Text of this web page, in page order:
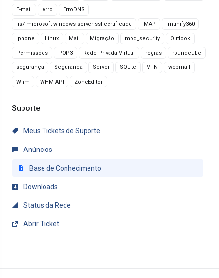
E-mail erro ErroDNS
iis7 microsoft windows server ssl certificado IMAP Imunify360
Iphone Linux Mail Migração mod_security Outlook
Permissões POP3 Rede Privada Virtual regras roundcube
segurança Seguranca Server SQLite VPN webmail
Whm WHM API ZoneEditor
Suporte
Meus Tickets de Suporte
Anúncios
Base de Conhecimento
Downloads
Status da Rede
Abrir Ticket